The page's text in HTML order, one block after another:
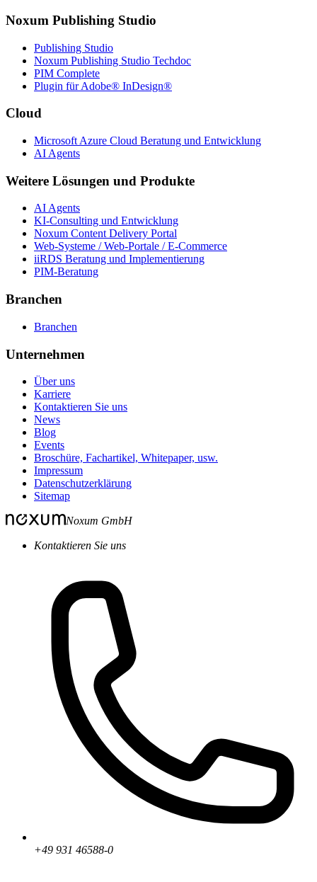
Noxum Publishing Studio
Publishing Studio
Noxum Publishing Studio Techdoc
PIM Complete
Plugin für Adobe® InDesign®
Cloud
Microsoft Azure Cloud Beratung und Entwicklung
AI Agents
Weitere Lösungen und Produkte
AI Agents
KI-Consulting und Entwicklung
Noxum Content Delivery Portal
Web-Systeme / Web-Portale / E-Commerce
iiRDS Beratung und Implementierung
PIM-Beratung
Branchen
Branchen
Unternehmen
Über uns
Karriere
Kontaktieren Sie uns
News
Blog
Events
Broschüre, Fachartikel, Whitepaper, usw.
Impressum
Datenschutzerklärung
Sitemap
Noxum GmbH
Kontaktieren Sie uns
+49 931 46588-0